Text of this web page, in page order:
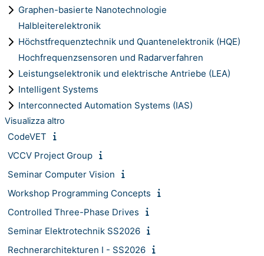
Graphen-basierte Nanotechnologie
Halbleiterelektronik
Höchstfrequenztechnik und Quantenelektronik (HQE)
Hochfrequenzsensoren und Radarverfahren
Leistungselektronik und elektrische Antriebe (LEA)
Intelligent Systems
Interconnected Automation Systems (IAS)
Visualizza altro
CodeVET
VCCV Project Group
Seminar Computer Vision
Workshop Programming Concepts
Controlled Three-Phase Drives
Seminar Elektrotechnik SS2026
Rechnerarchitekturen I - SS2026